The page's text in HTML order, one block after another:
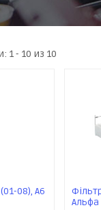
1 - 10 из 10
08), A6
Альфа